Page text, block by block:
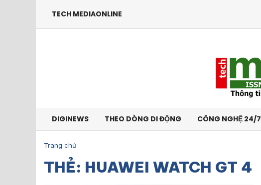
TECH MEDIAONLINE
DIGINEWS THEO DÒNG DI ĐỘNG CÔNG NGHỆ 24/7
Trang chủ
THẺ: HUAWEI WATCH GT 4